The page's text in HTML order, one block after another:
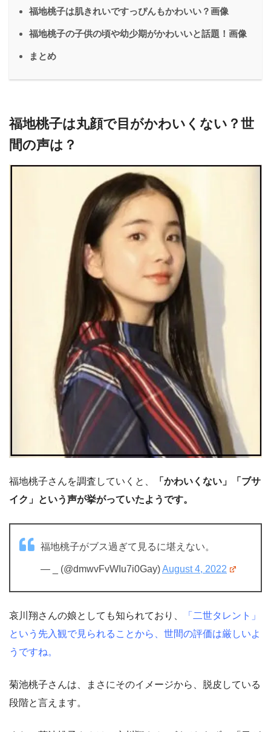
福地桃子は肌きれいですっぴんもかわいい？画像
福地桃子の子供の頃や幼少期がかわいいと話題！画像
まとめ
福地桃子は丸顔で目がかわいくない？世
間の声は？
福地桃子さんを調査していくと、
「かわいくない」「ブサ
イク」という声が挙がっていたようです。
福地桃子がブス過ぎて見るに堪えない。
— _ (@dmwvFvWIu7i0Gay)August 4, 2022
哀川翔さんの娘としても知られており、
「二世タレント」
という先入観で見られることから、世間の評価は厳しいよ
うですね。
菊池桃子さんは、まさにそのイメージから、脱皮している
段階と言えます。